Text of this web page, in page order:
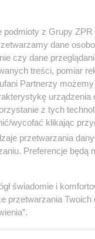
z Grupy
dane
czy dane
treści, pomiar
Partnerzy
urządzenia
z tych
wycofać klikając
przetwarzania
Preferencje będą
świadomie i
przetwarzania